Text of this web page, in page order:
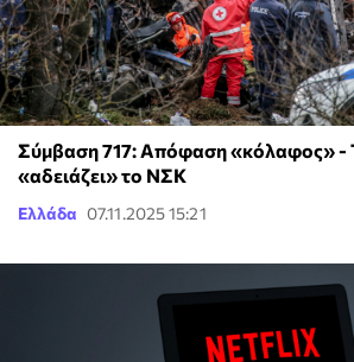
Σύμβαση 717: Απόφαση «κόλαφος» -
«αδειάζει» το ΝΣΚ
Ελλάδα 07.11.2025 15:21